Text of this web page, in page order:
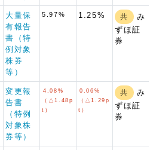
大量保
有報告
書（特
例対象
株券
等）
5.97% 1.25% 共
み
ずほ証
券
変更報
告書
（特例
対象株
券等）
4.08%
（△1.48p
t）
0.06%
（△1.29p
t）
共
み
ずほ証
券